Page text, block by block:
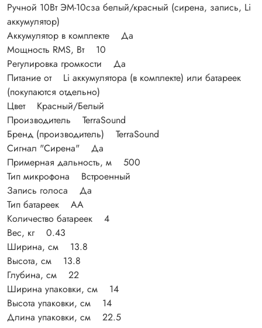
Ручной 10Вт ЭМ-10сза белый/красный (сирена, запись, Li
аккумулятор)
Аккумулятор в комплекте Да
Мощность RMS, Вт 10
Регулировка громкости Да
Питание от Li аккумулятора (в комплекте) или батареек
(покупаются отдельно)
Цвет Красный/Белый
Производитель TerraSound
Бренд (производитель) TerraSound
Сигнал "Сирена" Да
Примерная дальность, м 500
Тип микрофона Встроенный
Запись голоса Да
Тип батареек AA
Количество батареек 4
Вес, кг 0.43
Ширина, см 13.8
Высота, см 13.8
Глубина, см 22
Ширина упаковки, см 14
Высота упаковки, см 14
Длина упаковки, см 22.5